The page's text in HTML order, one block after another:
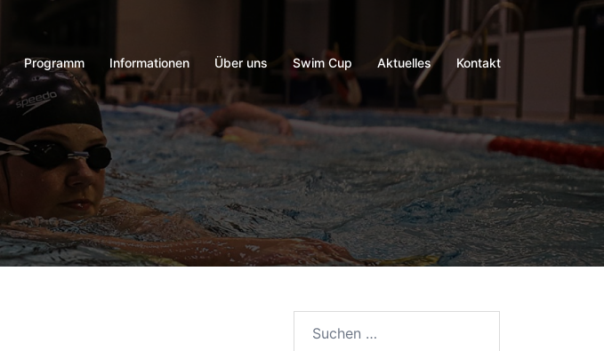
Programm Informationen Über uns Swim Cup Aktuelles Kontakt